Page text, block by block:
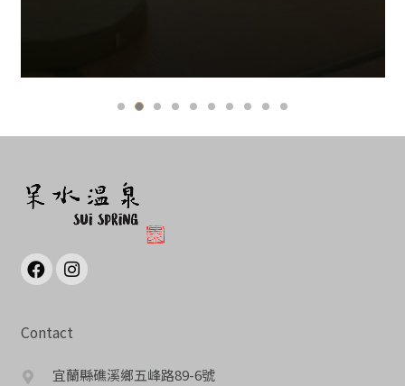
Contact
宜蘭縣礁溪鄉五峰路89-6號